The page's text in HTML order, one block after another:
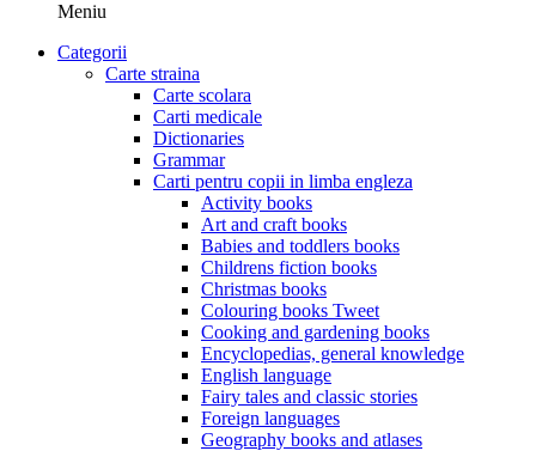
Meniu
Categorii
Carte straina
Carte scolara
Carti medicale
Dictionaries
Grammar
Carti pentru copii in limba engleza
Activity books
Art and craft books
Babies and toddlers books
Childrens fiction books
Christmas books
Colouring books Tweet
Cooking and gardening books
Encyclopedias, general knowledge
English language
Fairy tales and classic stories
Foreign languages
Geography books and atlases